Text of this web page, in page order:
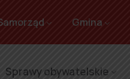
Gmina
Sprawy obywatelskie